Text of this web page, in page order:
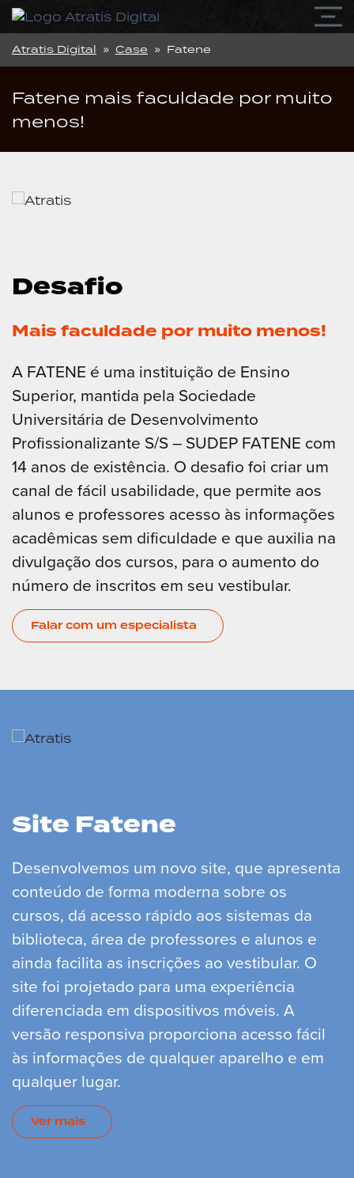
Atratis Digital » Case » Fatene
Fatene mais faculdade por muito
menos!
Desafio
Mais faculdade por muito menos!
A FATENE é uma instituição de Ensino
Superior, mantida pela Sociedade
Universitária de Desenvolvimento
Profissionalizante S/S – SUDEP FATENE com
14 anos de existência. O desafio foi criar um
canal de fácil usabilidade, que permite aos
alunos e professores acesso às informações
acadêmicas sem dificuldade e que auxilia na
divulgação dos cursos, para o aumento do
número de inscritos em seu vestibular.
Falar com um especialista
Site Fatene
Desenvolvemos um novo site, que apresenta
conteúdo de forma moderna sobre os
cursos, dá acesso rápido aos sistemas da
biblioteca, área de professores e alunos e
ainda facilita as inscrições ao vestibular. O
site foi projetado para uma experiência
diferenciada em dispositivos móveis. A
versão responsiva proporciona acesso fácil
às informações de qualquer aparelho e em
qualquer lugar.
Ver mais